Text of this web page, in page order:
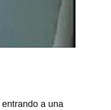
entrando a una